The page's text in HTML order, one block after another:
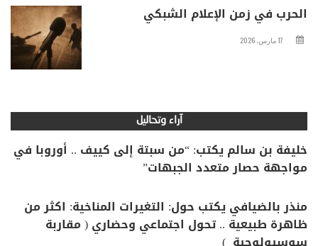
الحرب في زمن الإعلام الشبكي
17 مارس، 2026
آراء وتحاليل
خليفة بن سالم يكتب: “من سبتة إلى كييف .. أوروبا في
مواجهة حصار متعدد الجبهات”
منذر بالضيافي يكتب حول: التغيرات المناخية: اكثر من
ظاهرة طبيعية .. تحول اجتماعي وحضاري ( مقاربة